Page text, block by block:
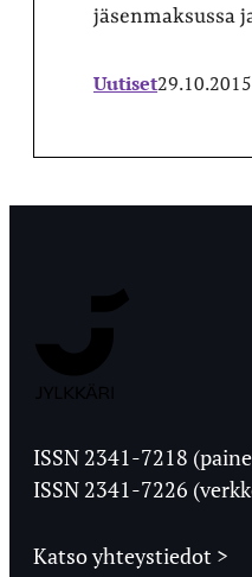
jäsenmaksussa
Uutiset29.10.2015
Ylioppilaslehti
ISSN 2341-7218
ISSN 2341-7226
Katso yhteystiedot >